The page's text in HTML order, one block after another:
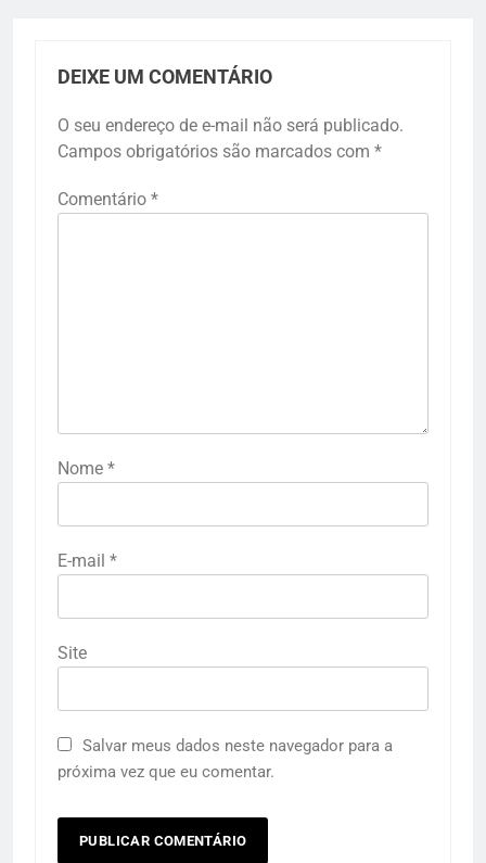
DEIXE UM COMENTÁRIO
O seu endereço de e-mail não será publicado.
Campos obrigatórios são marcados com *
Comentário *
Nome *
E-mail *
Site
Salvar meus dados neste navegador para a
próxima vez que eu comentar.